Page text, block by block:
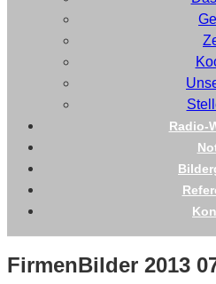
Radio-
FirmenBilder 2013